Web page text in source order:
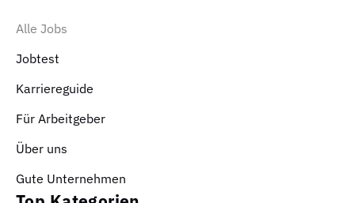
Alle Jobs
Jobtest
Karriereguide
Für Arbeitgeber
Über uns
Gute Unternehmen